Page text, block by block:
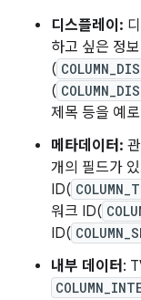
디스플레이:
하고 싶은 정
(
(
제목 등을 예
메타데이터:
개의 필드가
ID(
워크 ID(
ID(
내부 데이터 :